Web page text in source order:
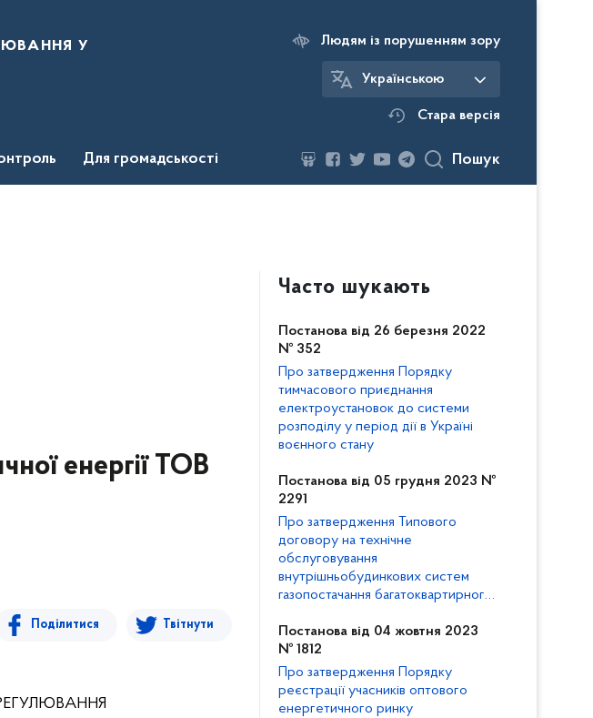
у
Людям із порушенням зору
Українською
Стара версія
Для громадськості Пошук
енергії ТОВ
Поділитися Твітнути
Часто шукають
Постанова від 26 березня 2022
№ 352
Про затвердження Порядку
тимчасового приєднання
електроустановок до системи
розподілу у період дії в Україні
воєнного стану
Постанова від 05 грудня 2023 №
2291
Про затвердження Типового
договору на технічне
обслуговування
внутрішньобудинкових систем
газопостачання багатоквартирного
Кодексу газорозподільних систем
Постанова від 04 жовтня 2023
№ 1812
Про затвердження Порядку
реєстрації учасників оптового
енергетичного ринку